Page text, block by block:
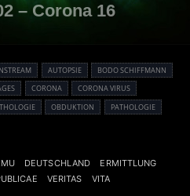
– Corona 16
AUTOPSIE
BODO SCHIFFMANN
CORONA
CORONA VIRUS
OBDUKTION
PATHOLOGIE
DEUTSCHLAND
ERMITTLUNG
VERITAS VITA